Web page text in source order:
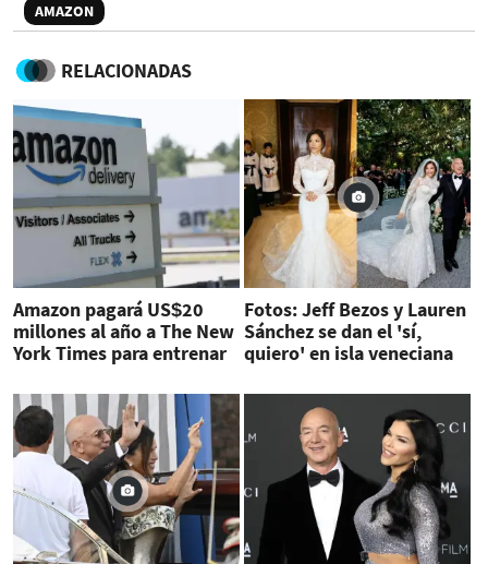
AMAZON
RELACIONADAS
Amazon pagará US$20
millones al año a The New
York Times para entrenar
Fotos: Jeff Bezos y Lauren
Sánchez se dan el 'sí,
quiero' en isla veneciana